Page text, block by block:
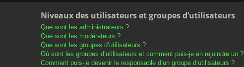
Niveaux des utilisateurs et groupes d’utilisateurs
Que sont les administrateurs ?
Que sont les modérateurs ?
Que sont les groupes d’utilisateurs ?
Où sont les groupes d’utilisateurs et comment puis-je en rejoindre un ?
Comment puis-je devenir le responsable d’un groupe d’utilisateurs ?